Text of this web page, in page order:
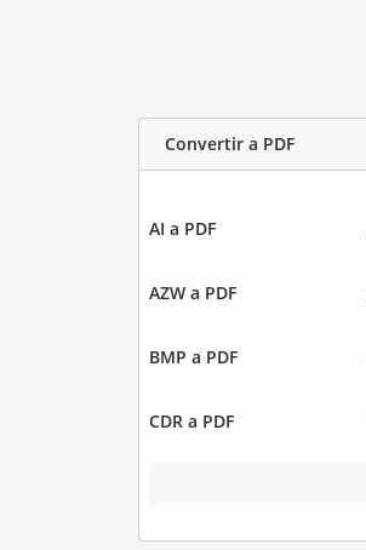
Convertir a PDF
AI a PDF
AZW a PDF
BMP a PDF
CDR a PDF